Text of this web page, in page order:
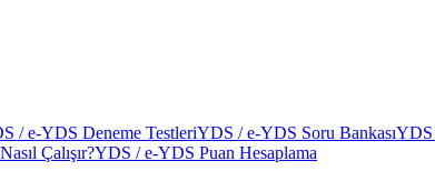
/ e-YDS Deneme TestleriYDS / e-YDS Soru BankasıYDS
Çalışır?YDS / e-YDS Puan Hesaplama